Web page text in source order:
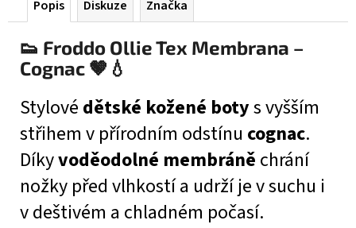
Popis Diskuze Značka
👟 Froddo Ollie Tex Membrana –
Cognac 🤎💧
Stylové dětské kožené botys vyšším
střihem v přírodním odstínu cognac.
Díkyvoděodolné membráně chrání
nožky před vlhkostí a udrží je v suchu i
v deštivém a chladném počasí.